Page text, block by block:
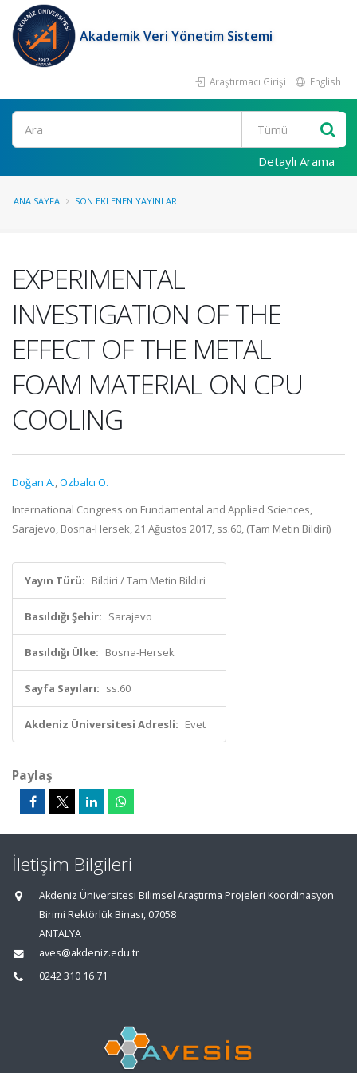
Akademik Veri Yönetim Sistemi
Araştırmacı Girişi English
Ara
Detaylı Arama
ANA SAYFA SON EKLENEN YAYINLAR
EXPERIMENTAL
INVESTIGATION OF THE
EFFECT OF THE METAL
FOAM MATERIAL ON CPU
COOLING
Doğan A.,Özbalcı O.
International Congress on Fundamental and Applied Sciences,
Sarajevo, Bosna-Hersek, 21 Ağustos 2017, ss.60, (Tam Metin Bildiri)
Yayın Türü: Bildiri / Tam Metin Bildiri
Basıldığı Şehir: Sarajevo
Basıldığı Ülke: Bosna-Hersek
Sayfa Sayıları: ss.60
Akdeniz Üniversitesi Adresli: Evet
Paylaş
İletişim Bilgileri
Akdeniz Üniversitesi Bilimsel Araştırma Projeleri Koordinasyon
Birimi Rektörlük Binası, 07058
ANTALYA
aves@akdeniz.edu.tr
0242 310 16 71